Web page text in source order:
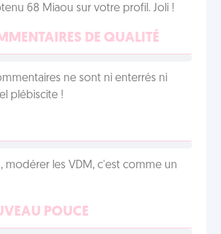
68 Miaou sur votre profil. Joli !
DE QUALITÉ
ne sont ni enterrés ni
plébiscite !
modérer les VDM, c'est comme un
POUCE